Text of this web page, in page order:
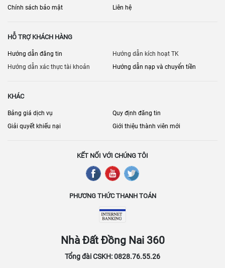
Chính sách bảo mật
Liên hệ
HỖ TRỢ KHÁCH HÀNG
Hướng dẫn đăng tin
Hướng dẫn kích hoạt TK
Hướng dẫn xác thực tài khoản
Hướng dẫn nạp và chuyển tiền
KHÁC
Bảng giá dịch vụ
Quy định đăng tin
Giải quyết khiếu nại
Giới thiệu thành viên mới
KẾT NỐI VỚI CHÚNG TÔI
PHƯƠNG THỨC THANH TOÁN
Nhà Đất Đồng Nai 360
Tổng đài CSKH: 0828.76.55.26